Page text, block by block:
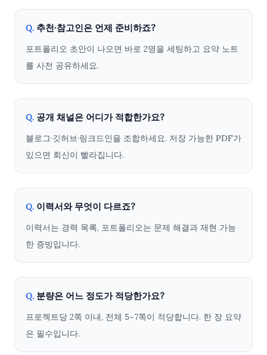
Q. 추천·참고인은 언제 준비하죠?
포트폴리오 초안이 나오면 바로 2명을 세팅하고 요약 노트
를 사전 공유하세요.
Q. 공개 채널은 어디가 적합한가요?
블로그·깃허브·링크드인을 조합하세요. 저장 가능한 PDF가
있으면 회신이 빨라집니다.
Q. 이력서와 무엇이 다르죠?
이력서는 경력 목록, 포트폴리오는 문제 해결과 재현 가능
한 증빙입니다.
Q. 분량은 어느 정도가 적당한가요?
프로젝트당 2쪽 이내, 전체 5~7쪽이 적당합니다. 한 장 요약
은 필수입니다.